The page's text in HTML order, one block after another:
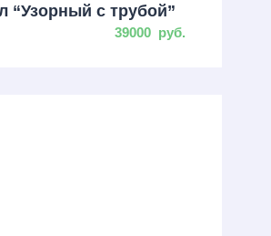
“Узорный с трубой”
39000 руб.